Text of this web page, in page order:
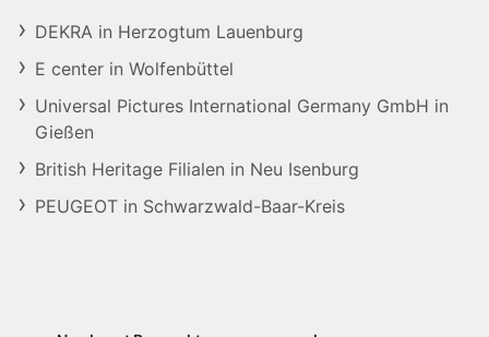
DEKRA in Herzogtum Lauenburg
E center in Wolfenbüttel
Universal Pictures International Germany GmbH in
Gießen
British Heritage Filialen in Neu Isenburg
PEUGEOT in Schwarzwald-Baar-Kreis